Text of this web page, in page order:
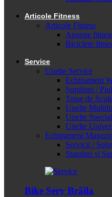
Articole Fitness
Articole Fitness
Aparate
Biciclete
Service
Unelte Service
Echipament
Șuruburi /
Truse de
Unelte
Unelte
Unelte
Echipament
Servicii /
Standuri și
Bike Serv Brăila